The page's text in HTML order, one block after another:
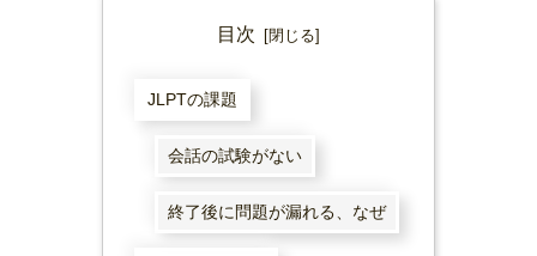
目次
JLPTの課題
会話の試験がない
終了後に問題が漏れる、なぜ